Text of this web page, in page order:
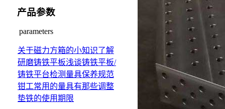
产品参数
parameters
关于磁力方箱的小知识了解
研磨铸铁平板浅谈铸铁平板/
铸铁平台检测量具保养规范
钳工常用的量具有那些调整
垫铁的使用期限